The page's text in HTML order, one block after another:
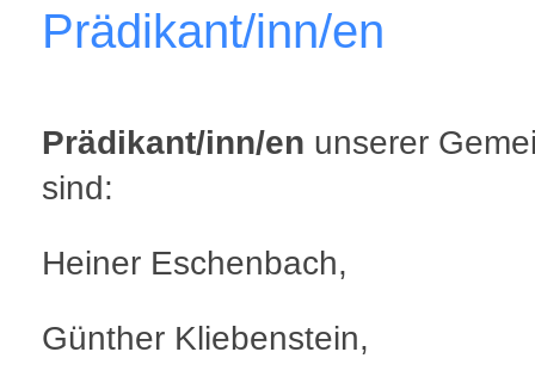
Prädikant/inn/en
Prädikant/inn/en unserer
sind:
Heiner Eschenbach,
Günther Kliebenstein,